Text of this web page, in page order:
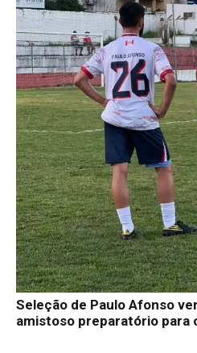
Seleção de Paulo Afonso
amistoso preparatório para